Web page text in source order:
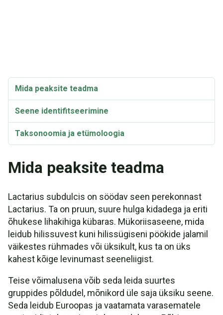
Mida peaksite teadma
Seene identifitseerimine
Taksonoomia ja etümoloogia
Mida peaksite teadma
Lactarius subdulcis on söödav seen perekonnast
Lactarius. Ta on pruun, suure hulga kidadega ja eriti
õhukese lihakihiga kübaras. Mükoriisaseene, mida
leidub hilissuvest kuni hilissügiseni pöökide jalamil
väikestes rühmades või üksikult, kus ta on üks
kahest kõige levinumast seeneliigist.
Teise võimalusena võib seda leida suurtes
gruppides põldudel, mõnikord üle saja üksiku seene.
Seda leidub Euroopas ja vaatamata varasematele